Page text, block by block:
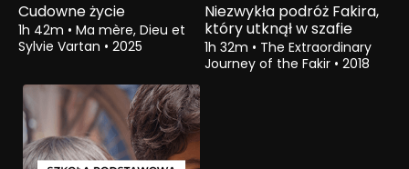
Cudowne życie
1h 42m • Ma mère, Dieu et
Sylvie Vartan • 2025
Niezwykła podróż Fakira,
który utknął w szafie
1h 32m • The Extraordinary
Journey of the Fakir • 2018